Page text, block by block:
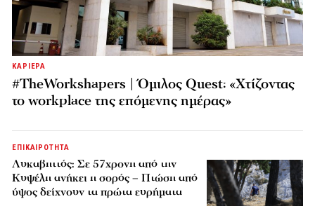
ΚΑΡΙΕΡΑ
#TheWorkshapers | Όμιλος Quest: «Χτίζοντας
το workplace της επόμενης ημέρας»
ΕΠΙΚΑΙΡΟΤΗΤΑ
Λυκαβηττός: Σε 57χρονη από την
Κυψέλη ανήκει η σορός – Πτώση από
ύψος δείχνουν τα πρώτα ευρήματα